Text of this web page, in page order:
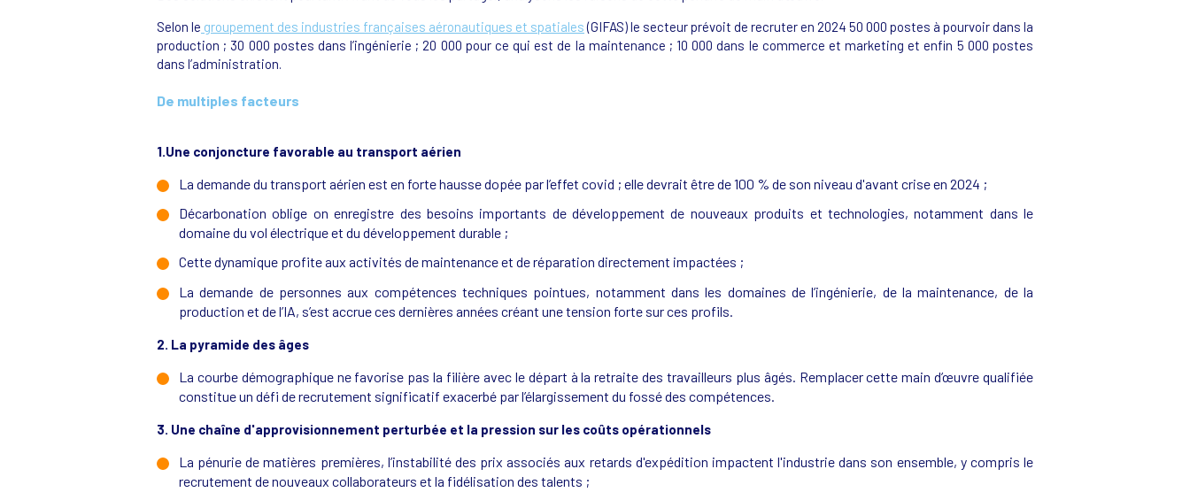
Selon le groupement des industries françaises aéronautiques et spatiales(GIFAS) le secteur prévoit de recruter en 2024 50 000 postes à pourvoir dans la
production ; 30 000 postes dans l’ingénierie ; 20 000 pour ce qui est de la maintenance ; 10 000 dans le commerce et marketing et enfin 5 000 postes
dans l’administration.
De multiples facteurs
1.Une conjoncture favorable au transport aérien
La demande du transport aérien est en forte hausse dopée par l’effet covid ; elle devrait être de 100 % de son niveau d'avant crise en 2024 ;
Décarbonation oblige on enregistre des besoins importants de développement de nouveaux produits et technologies, notamment dans le
domaine du vol électrique et du développement durable ;
Cette dynamique profite aux activités de maintenance et de réparation directement impactées ;
La demande de personnes aux compétences techniques pointues, notamment dans les domaines de l’ingénierie, de la maintenance, de la
production et de l’IA, s’est accrue ces dernières années créant une tension forte sur ces profils.
2. La pyramide des âges
La courbe démographique ne favorise pas la filière avec le départ à la retraite des travailleurs plus âgés. Remplacer cette main d’œuvre qualifiée
constitue un défi de recrutement significatif exacerbé par l’élargissement du fossé des compétences.
3. Une chaîne d'approvisionnement perturbée et la pression sur les coûts opérationnels
La pénurie de matières premières, l’instabilité des prix associés aux retards d'expédition impactent l'industrie dans son ensemble, y compris le
recrutement de nouveaux collaborateurs et la fidélisation des talents ;